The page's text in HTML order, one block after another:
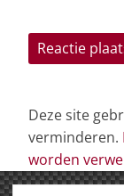
Deze site
verminderen.
worden